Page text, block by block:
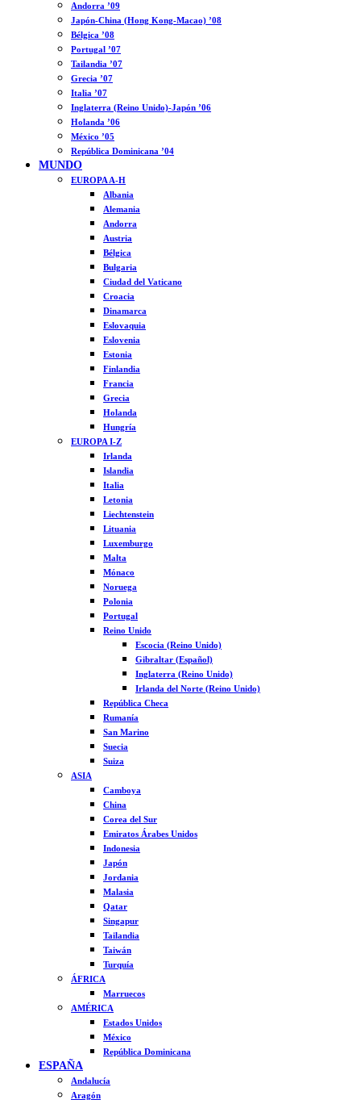
Andorra ’09
Japón-China (Hong Kong-Macao) ’08
Bélgica ’08
Portugal ’07
Tailandia ’07
Grecia ’07
Italia ’07
Inglaterra (Reino Unido)-Japón ’06
Holanda ’06
México ’05
República Dominicana ’04
MUNDO
EUROPA A-H
Albania
Alemania
Andorra
Austria
Bélgica
Bulgaria
Ciudad del Vaticano
Croacia
Dinamarca
Eslovaquia
Eslovenia
Estonia
Finlandia
Francia
Grecia
Holanda
Hungría
EUROPA I-Z
Irlanda
Islandia
Italia
Letonia
Liechtenstein
Lituania
Luxemburgo
Malta
Mónaco
Noruega
Polonia
Portugal
Reino Unido
Escocia (Reino Unido)
Gibraltar (Español)
Inglaterra (Reino Unido)
Irlanda del Norte (Reino Unido)
República Checa
Rumanía
San Marino
Suecia
Suiza
ASIA
Camboya
China
Corea del Sur
Emiratos Árabes Unidos
Indonesia
Japón
Jordania
Malasia
Qatar
Singapur
Tailandia
Taiwán
Turquía
ÁFRICA
Marruecos
AMÉRICA
Estados Unidos
México
República Dominicana
ESPAÑA
Andalucía
Aragón